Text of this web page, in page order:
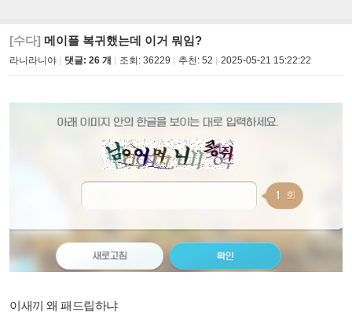
[수다] 메이플 복귀했는데 이거 뭐임?
라니라니야 댓글: 26 개 조회: 36229 추천: 52 2025-05-21 15:22:22
이새끼 왜 패드립하냐